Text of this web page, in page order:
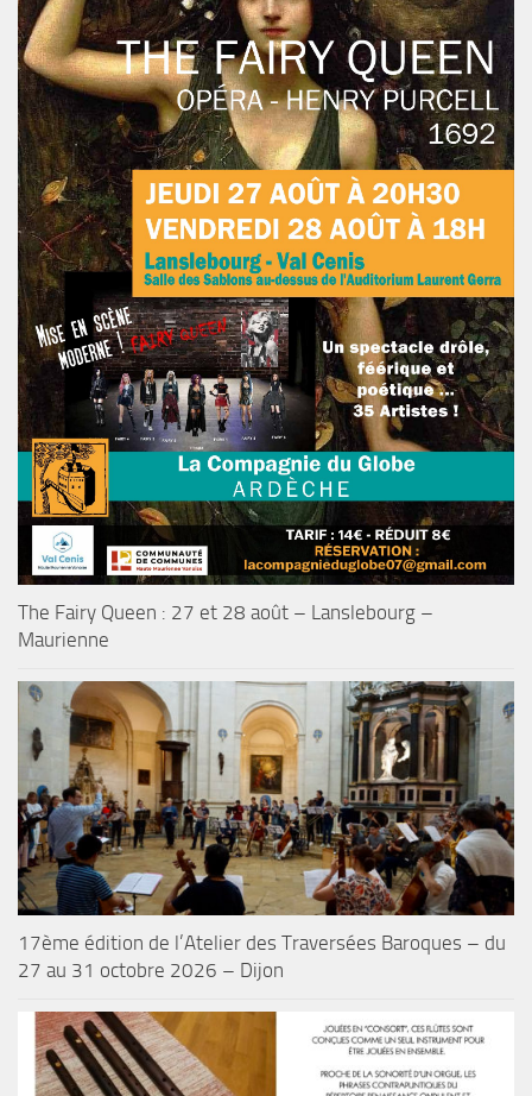
The Fairy Queen : 27 et 28 août – Lanslebourg –
Maurienne
17ème édition de l’Atelier des Traversées Baroques – du
27 au 31 octobre 2026 – Dijon